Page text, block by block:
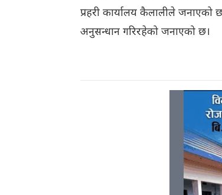
प्रहरी कार्यालय कैलालीले
अनुसन्धान गरिरहेको जनाएको छ।